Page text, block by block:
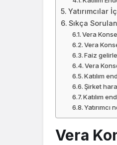
Yatırımcılar
Sıkça
Vera
Vera
Faiz
Vera
Katılım
Şirket
Katılım
Vera